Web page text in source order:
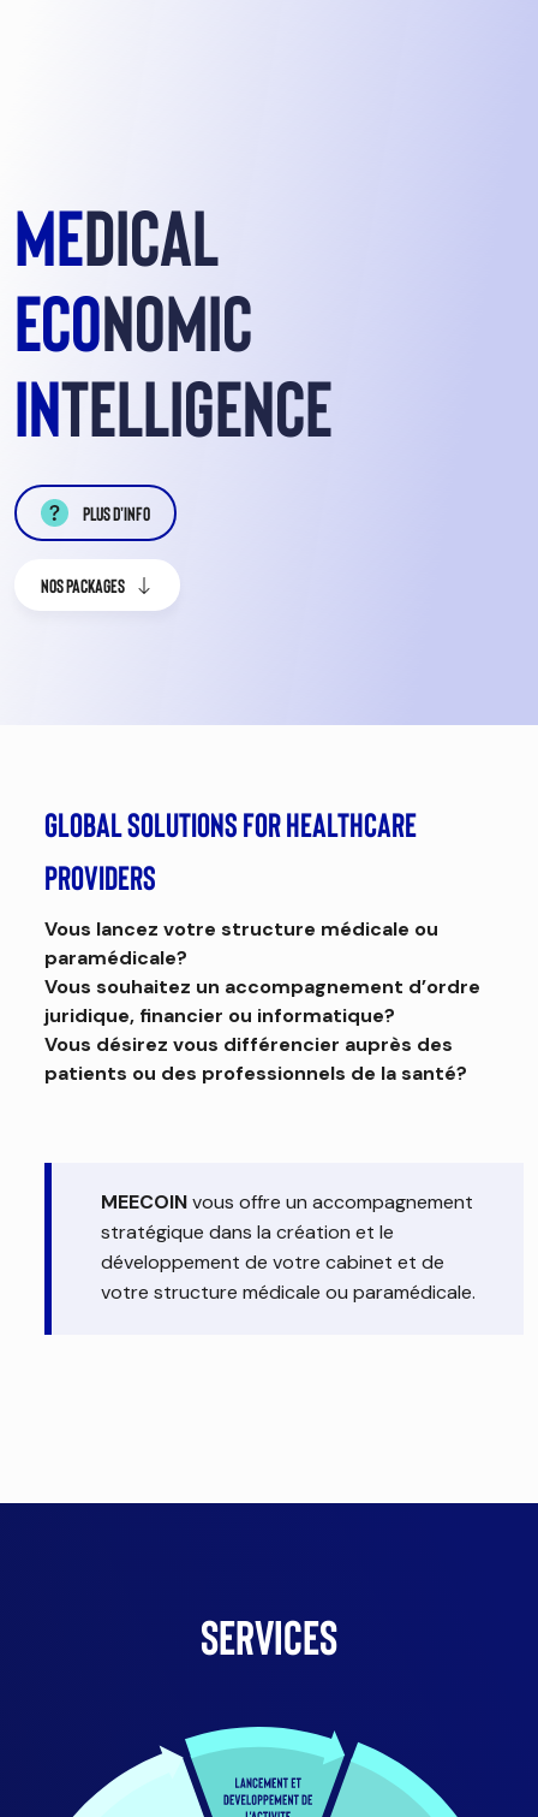
MEDICAL
ECONOMIC
INTELLIGENCE
Plus d'info
Nos Packages
Global solutions for healthcare
providers
Vous lancez votre structure médicale ou
paramédicale?
Vous souhaitez un accompagnement d’ordre
juridique, financier ou informatique?
Vous désirez vous différencier auprès des
patients ou des professionnels de la santé?
MEECOINvous offre un accompagnement
stratégique dans la création et le
développement de votre cabinet et de
votre structure médicale ou paramédicale.
Services